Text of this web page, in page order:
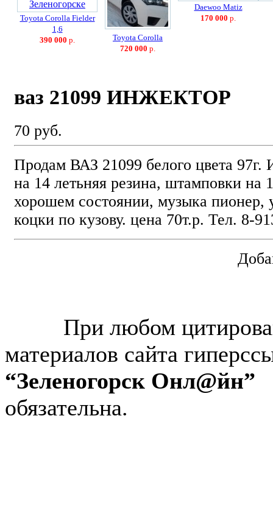
Toyota Corolla Fielder
1,6
390 000 р.
Toyota Corolla
720 000 р.
Daewoo Matiz
170 000 р.
ваз 21099 ИНЖЕКТОР
70 руб.
Продам ВАЗ 21099 белого цвета
на 14 летьняя резина, штамповки на
хорошем состоянии, музыка пионер,
коцки по кузову. цена 70т.р. Тел. 8-
При любом
материалов сайта
“Зеленогорск Онл@йн”
обязательна.